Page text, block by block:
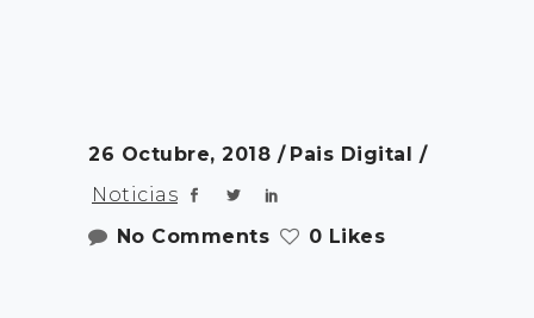
26 Octubre, 2018
Pais Digital
Noticias
No Comments
0 Likes